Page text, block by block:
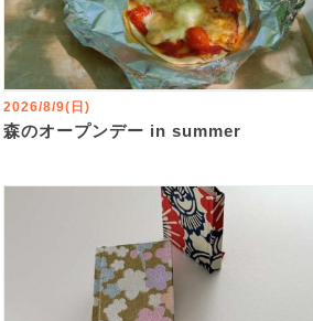
2026/8/9(日)
森のオープンデー in summer